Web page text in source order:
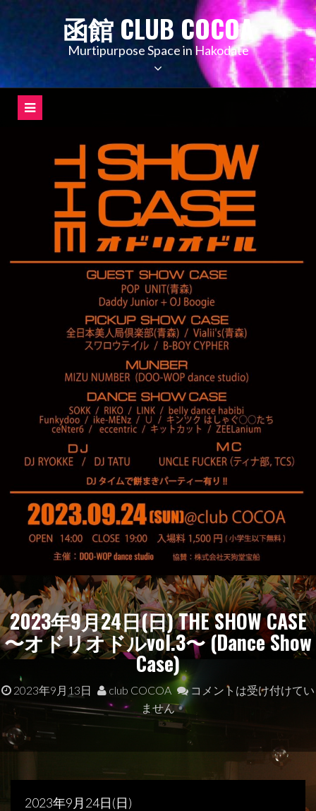
ツ
函館 CLUB COCOA
Murtipurpose Space in Hakodate
2023年9月24日(日) THE SHOW CASE
〜オドリオドルvol.3〜 (Dance Show
Case)
2023年9月13日 club COCOA
コメントは受け付けてい
ません
2023年9月24日(日)